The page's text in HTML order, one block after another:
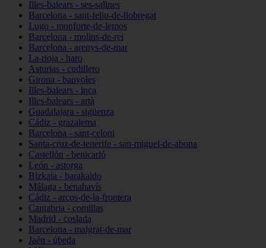
Illes-balears - ses-salines
Barcelona - sant-feliu-de-llobregat
Lugo - monforte-de-lemos
Barcelona - molins-de-rei
Barcelona - arenys-de-mar
La-rioja - haro
Asturias - cudillero
Girona - banyoles
Illes-balears - inca
Illes-balears - artà
Guadalajara - sigüenza
Cádiz - grazalema
Barcelona - sant-celoni
Santa-cruz-de-tenerife - san-miguel-de-abona
Castellón - benicarló
León - astorga
Bizkaia - barakaldo
Málaga - benahavís
Cádiz - arcos-de-la-frontera
Cantabria - comillas
Madrid - coslada
Barcelona - malgrat-de-mar
Jaén - úbeda